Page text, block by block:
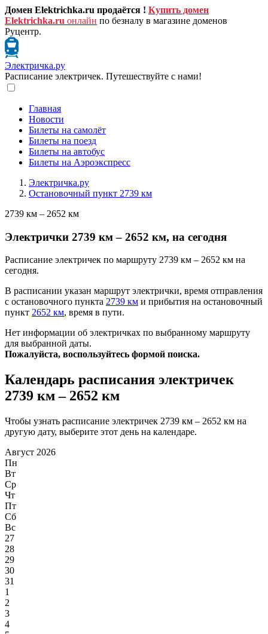
Домен Elektrichka.ru продаётся ! Купить домен
Elektrichka.ru онлайн по безналу в магазине доменов
Руцентр.
Электричка.ру
Расписание электричек. Путешествуйте с нами!
Главная
Новости
Билеты на самолёт
Билеты на поезд
Билеты на автобус
Билеты на Аэроэкспресс
Электричка.ру
Остановочный пункт 2739 км
2739 км – 2652 км
Электрички 2739 км – 2652 км, на сегодня
Расписание электричек по маршруту 2739 км – 2652 км на
сегодня.
В расписании указан маршрут электрички, время отправления
с остановочного пункта 2739 км и прибытия на остановочный
пункт 2652 км, время в пути.
Нет информации об электричках по выбранному маршруту
для выбранной даты.
Пожалуйста, воспользуйтесь формой поиска.
Календарь расписания электричек
2739 км – 2652 км
Чтобы узнать расписание электричек 2739 км – 2652 км на
другую дату, выберите этот день на календаре.
Август 2026
Пн
Вт
Ср
Чт
Пт
Сб
Вс
27
28
29
30
31
1
2
3
4